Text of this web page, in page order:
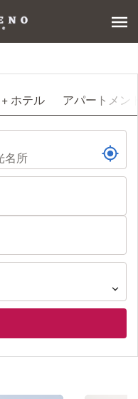
ホテル アパートメン